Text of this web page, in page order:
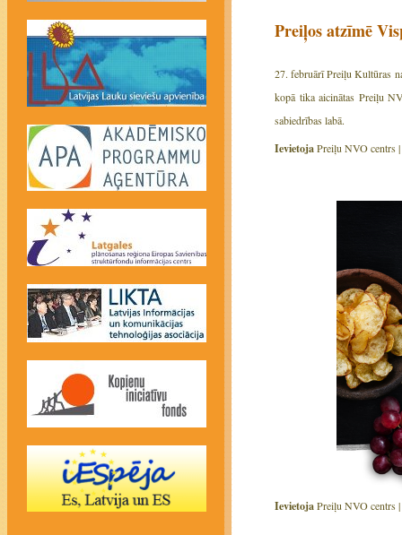
Preiļos atzīmē
27. februārī Preiļu Kultūras
kopā tika aicinātas Preiļu
sabiedrības labā.
IevietojaPreiļu NVO centrs |
IevietojaPreiļu NVO centrs |